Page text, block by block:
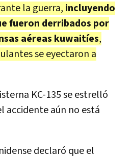
la guerra, incluyendo
fueron derribados por
aéreas kuwaitíes,
se eyectaron a
KC-135 se estrelló
accidente aún no está
declaró que el